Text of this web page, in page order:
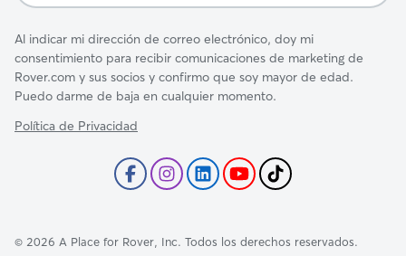
Al indicar mi dirección de correo electrónico, doy mi
consentimiento para recibir comunicaciones de marketing de
Rover.com y sus socios y confirmo que soy mayor de edad.
Puedo darme de baja en cualquier momento.
Política de Privacidad
© 2026 A Place for Rover, Inc. Todos los derechos reservados.